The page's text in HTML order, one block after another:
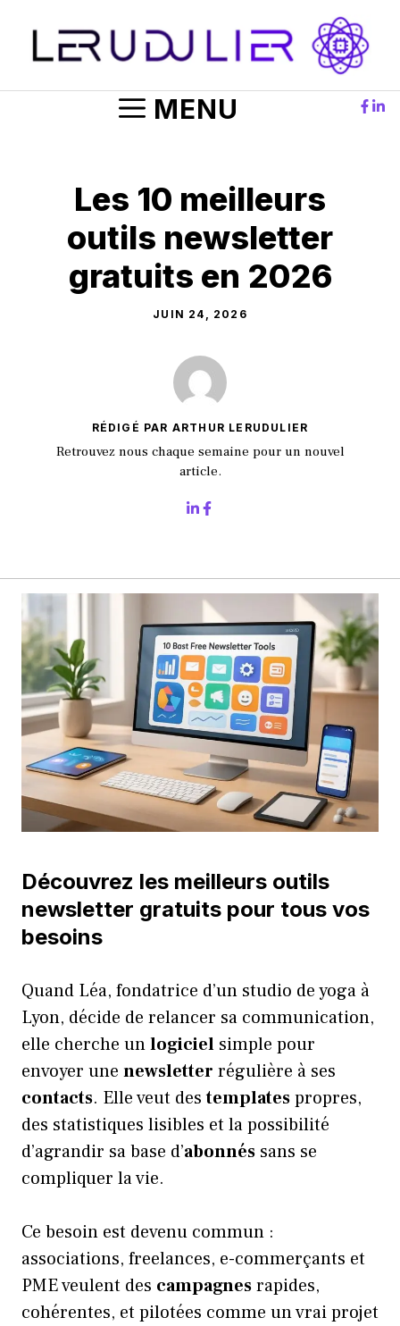
contenu
MENU
Les 10 meilleurs
outils newsletter
gratuits en 2026
JUIN 24, 2026
RÉDIGÉ PAR ARTHUR LERUDULIER
Retrouvez nous chaque semaine pour un nouvel
article.
Découvrez les meilleurs outils
newsletter gratuits pour tous vos
besoins
Quand Léa, fondatrice d’un studio de yoga à
Lyon, décide de relancer sa communication,
elle cherche unlogiciel simple pour
envoyer une newsletter régulière à ses
contacts. Elle veut destemplatespropres,
des statistiques lisibles et la possibilité
d’agrandir sa base d’abonnés sans se
compliquer la vie.
Ce besoin est devenu commun :
associations, freelances, e-commerçants et
PME veulent des campagnesrapides,
cohérentes, et pilotées comme un vrai projet